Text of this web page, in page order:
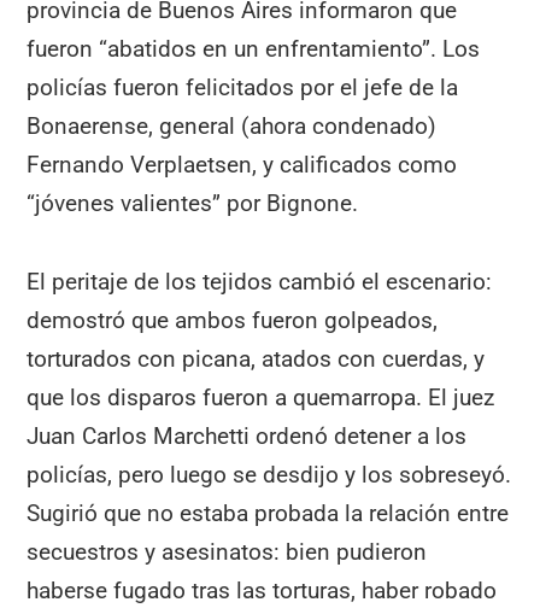
provincia de Buenos Aires informaron que
fueron “abatidos en un enfrentamiento”. Los
policías fueron felicitados por el jefe de la
Bonaerense, general (ahora condenado)
Fernando Verplaetsen, y calificados como
“jóvenes valientes” por Bignone.
El peritaje de los tejidos cambió el escenario:
demostró que ambos fueron golpeados,
torturados con picana, atados con cuerdas, y
que los disparos fueron a quemarropa. El juez
Juan Carlos Marchetti ordenó detener a los
policías, pero luego se desdijo y los sobreseyó.
Sugirió que no estaba probada la relación entre
secuestros y asesinatos: bien pudieron
haberse fugado tras las torturas, haber robado